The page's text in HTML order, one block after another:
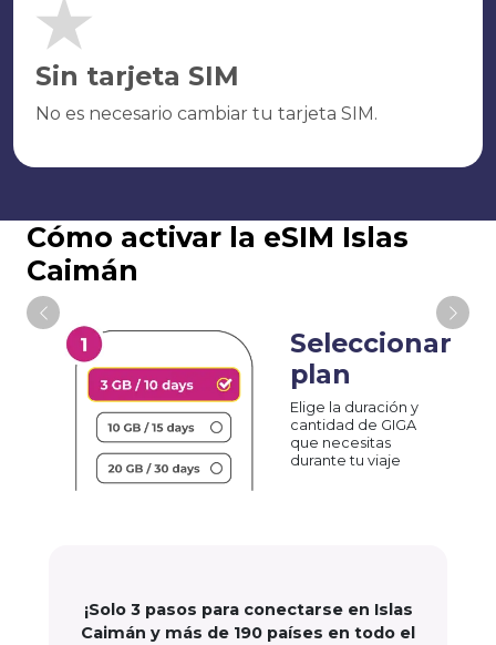
Sin tarjeta SIM
No es necesario cambiar tu tarjeta SIM.
Cómo activar la eSIM Islas
Caimán
Seleccionar
plan
Elige la duración y
cantidad de GIGA
que necesitas
durante tu viaje
¡Solo 3 pasos para conectarse en Islas
Caimán y más de 190 países en todo el